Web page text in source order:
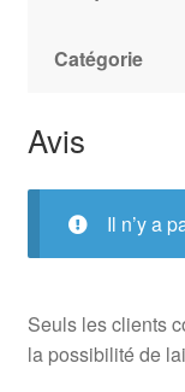
Catégorie
Avis
Il n’y a
Seuls les clients
la possibilité de